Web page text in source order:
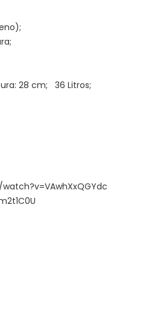
cm; 36 Litros;